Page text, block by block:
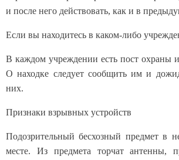
и после него действовать, как и в
Если вы находитесь в каком-либо
В каждом учреждении есть пост охраны
О находке следует сообщить им и
них.
Признаки взрывных устройств
Подозрительный бесхозный предмет в
месте. Из предмета торчат антенны,